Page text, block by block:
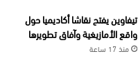
تيفاوين يفتح نقاشا أكاديميا حول
واقع الأمازيغية وآفاق تطويرها
منذ 17 ساعة